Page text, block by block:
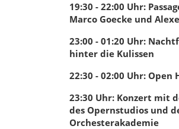
19:30 - 22:00 Uhr:
Marco Goecke und
23:00 - 01:20 Uhr:
hinter die Kulissen
22:30 - 02:00 Uhr: Open
23:30 Uhr: Konzert mit
des Opernstudios und
Orchesterakademie